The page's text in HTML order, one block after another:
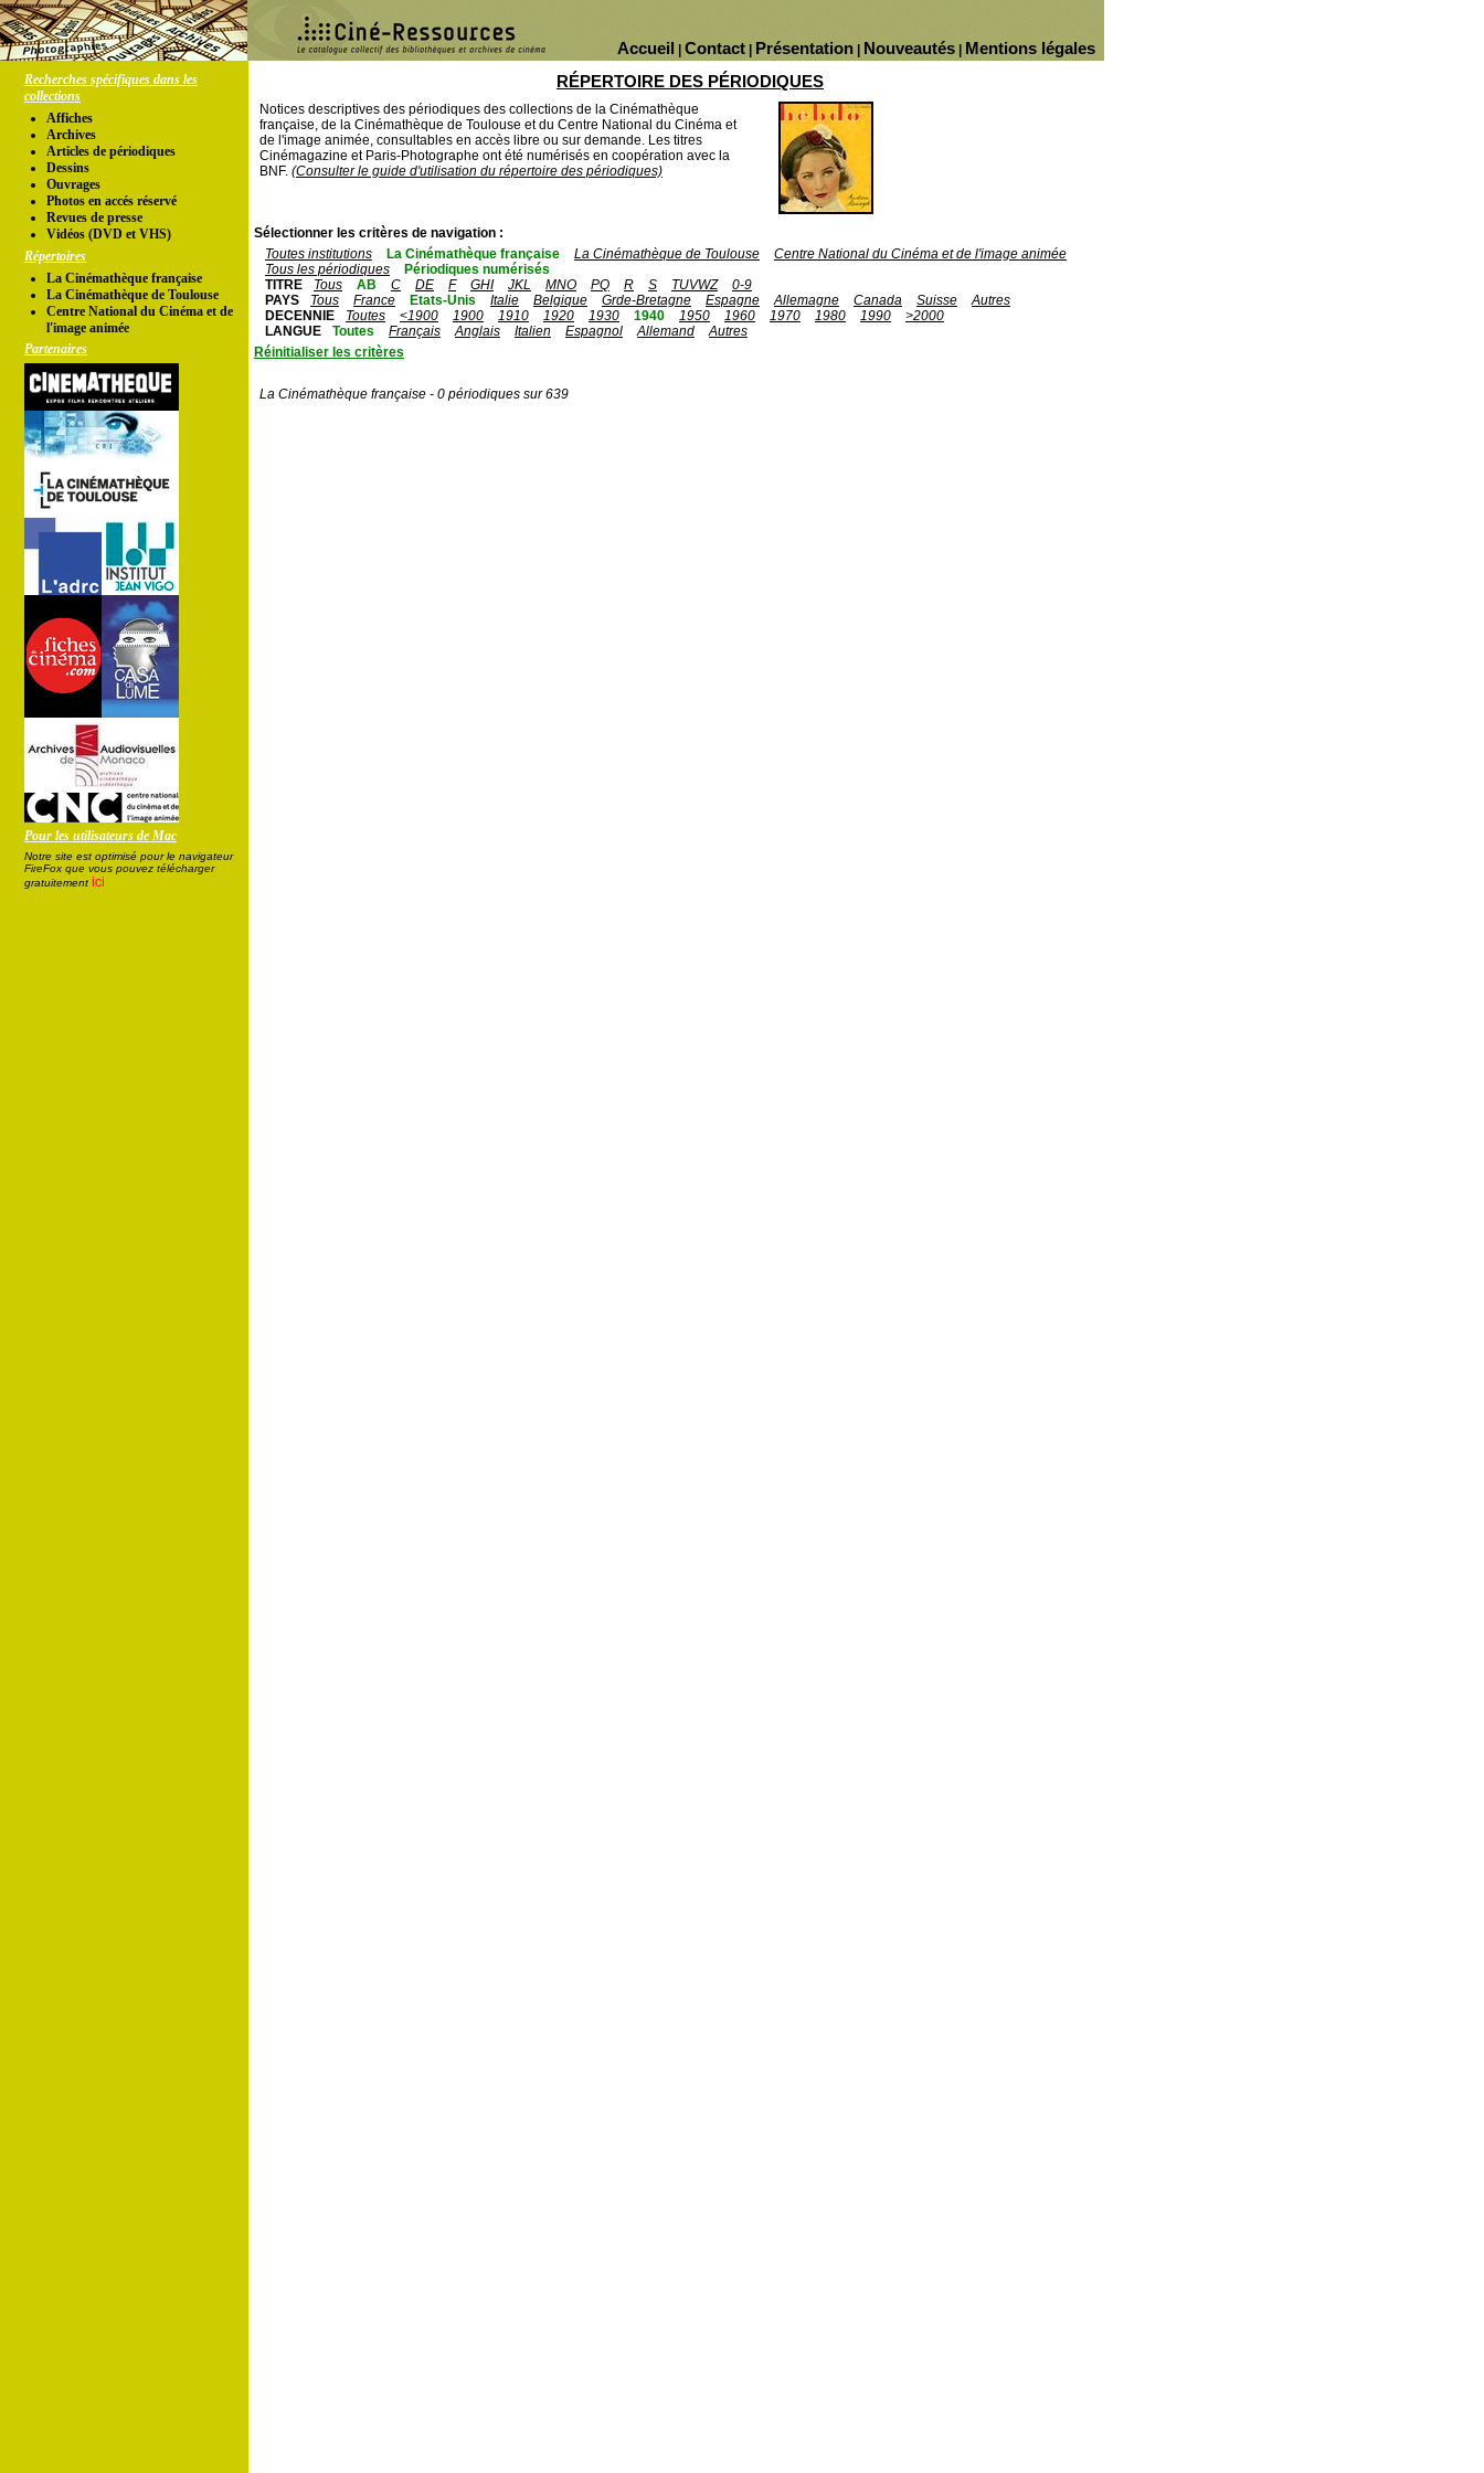
Mentions légales
Nouveautés
Présentation
Contact
Accueil
Recherches spécifiques dans les
collections
Affiches
Archives
Articles de périodiques
Dessins
Ouvrages
Photos en accés réservé
Revues de presse
Vidéos (DVD et VHS)
Répertoires
La Cinémathèque française
La Cinémathèque de Toulouse
Centre National du Cinéma et de
l'image animée
Partenaires
Pour les utilisateurs de Mac
Notre site est optimisé pour le navigateur
FireFox que vous pouvez télécharger
gratuitement ici
RÉPERTOIRE DES PÉRIODIQUES
Notices descriptives des périodiques des collections de la Cinémathèque
française, de la Cinémathèque de Toulouse et du Centre National du Cinéma et
de l'image animée, consultables en accès libre ou sur demande. Les titres
Cinémagazine et Paris-Photographe ont été numérisés en coopération avec la
BNF. (Consulter le guide d'utilisation du répertoire des périodiques)
Sélectionner les critères de navigation :
Toutes institutions
La Cinémathèque française La Cinémathèque de Toulouse
Centre National du Cinéma et de l'image animée
Tous les périodiques
Périodiques numérisés
TITRE
Tous AB C DE F GHI JKL MNO PQ R S TUVWZ
0-9
PAYS
Tous France Etats-Unis Italie Belgique Grde-Bretagne Espagne Allemagne Canada Suisse
Autres
DECENNIE
Toutes <1900 1900 1910 1920 1930 1940 1950 1960 1970 1980 1990
>2000
LANGUE
Toutes Français Anglais Italien Espagnol Allemand
Autres
Réinitialiser les critères
La Cinémathèque française - 0 périodiques sur 639